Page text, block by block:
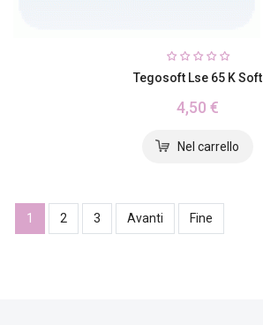
Tegosoft Lse 65 K Soft
4,50 €
1 2 3 Avanti Fine